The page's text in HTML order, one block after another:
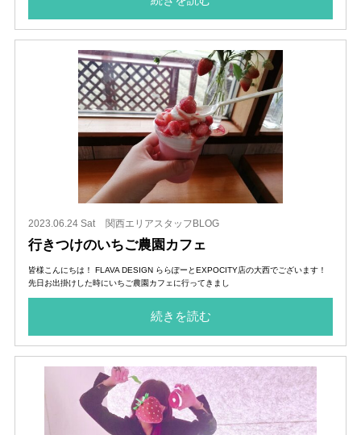
2023.06.24 Sat 関西エリアスタッフBLOG
行きつけのいちご農園カフェ
皆様こんにちは！ FLAVA DESIGN ららぽーとEXPOCITY店の大西でございます！
先日お出掛けした時にいちご農園カフェに行ってきまし
続きを読む